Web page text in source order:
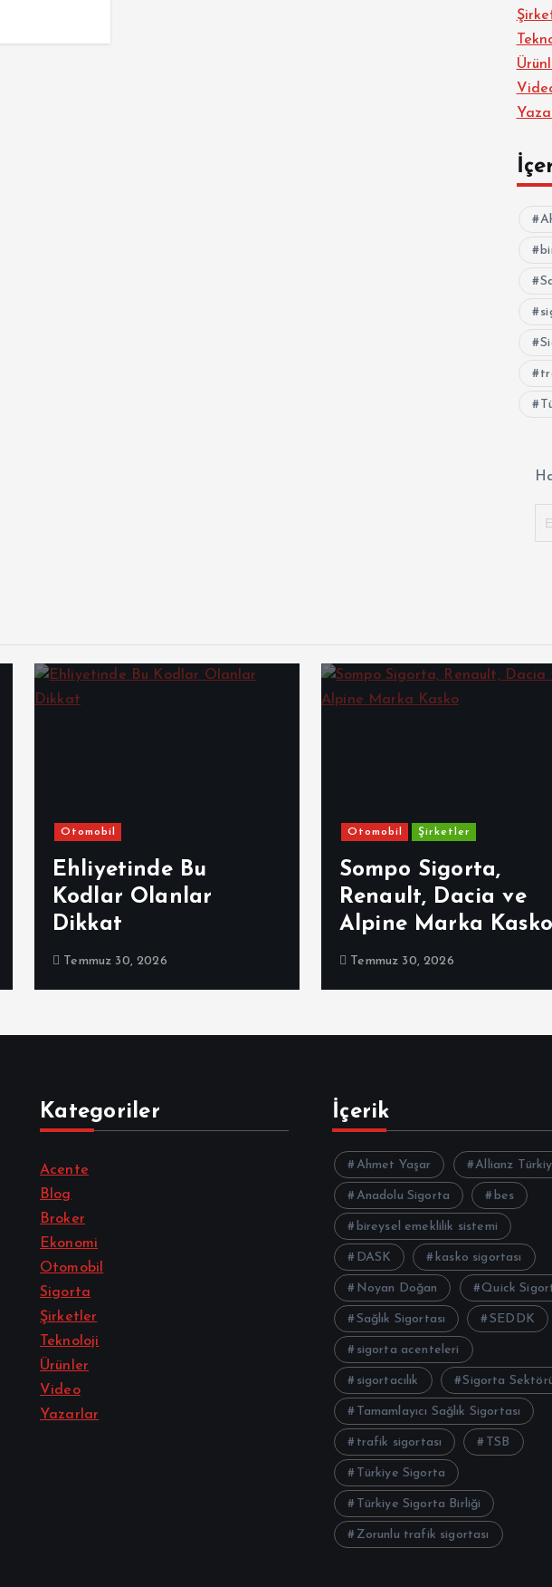
Otomobil
Ehliyetinde Bu
Kodlar Olanlar
Dikkat
Temmuz 30, 2026
Otomobil Şirketler
Sompo Sigorta,
Renault, Dacia ve
Alpine Marka Kasko
Temmuz 30, 2026
Kategoriler
Acente
Blog
Broker
Ekonomi
Otomobil
Sigorta
Şirketler
Teknoloji
Ürünler
Video
Yazarlar
İçerik
Ahmet Yaşar Allianz
Anadolu Sigorta bes
bireysel emeklilik sistemi
DASK kasko sigortası
Noyan Doğan Quick
Sağlık Sigortası SEDDK
sigorta acenteleri
sigortacılık Sigorta
Tamamlayıcı Sağlık Sigortası
trafik sigortası TSB
Türkiye Sigorta
Türkiye Sigorta Birliği
Zorunlu trafik sigortası